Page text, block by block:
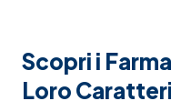
Scopri i
Loro